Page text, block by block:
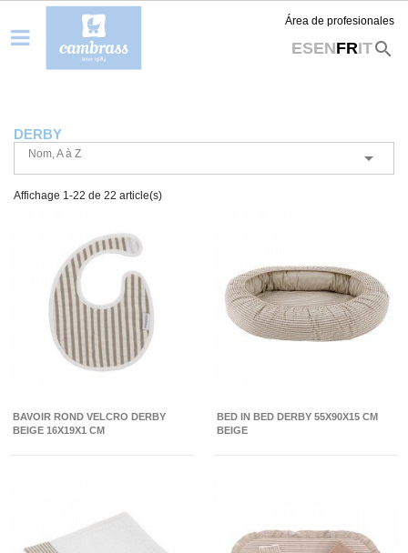
Área de profesionales
ESENFRITsearch
DERBY
Nom, A à Z 
Affichage 1-22 de 22 article(s)
BAVOIR ROND VELCRO DERBY
BEIGE 16X19X1 CM
BED IN BED DERBY 55X90X15 CM
BEIGE